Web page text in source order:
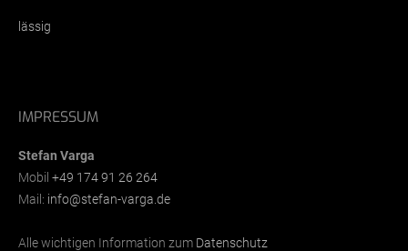
lässig
IMPRESSUM
Stefan Varga
Mobil +49 174 91 26 264
Mail: info@stefan-varga.de
Alle wichtigen Information zum Datenschutz